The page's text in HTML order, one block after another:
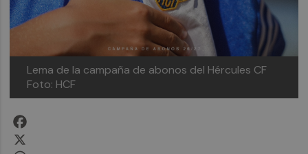
Lema de la campaña de abonos del Hércules CF
Foto: HCF